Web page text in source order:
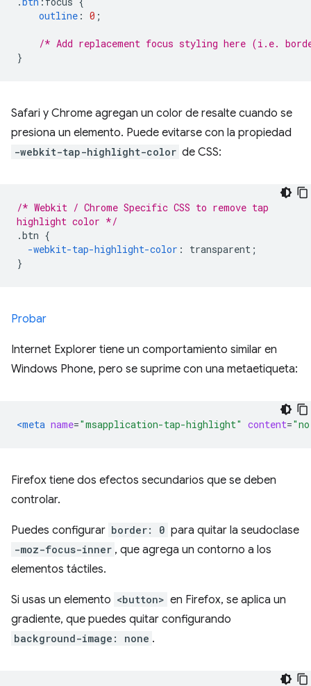
outline : 0 ;
/* Add replacement focus styling here (i.e.
}
Safari y Chrome agregan un color de resalte cuando se
presiona un elemento. Puede evitarse con la propiedad
-webkit-tap-highlight-color de CSS:
/* Webkit / Chrome Specific CSS to remove tap
highlight color */
.btn {
-webkit-tap-highlight-color : transparent ;
}
Probar
Internet Explorer tiene un comportamiento similar en
Windows Phone, pero se suprime con una metaetiqueta:
<meta name="msapplication-tap-highlight" content=
Firefox tiene dos efectos secundarios que se deben
controlar.
Puedes configurar border: 0 para quitar la seudoclase
-moz-focus-inner , que agrega un contorno a los
elementos táctiles.
Si usas un elemento <button> en Firefox, se aplica un
gradiente, que puedes quitar configurando
background-image: none .